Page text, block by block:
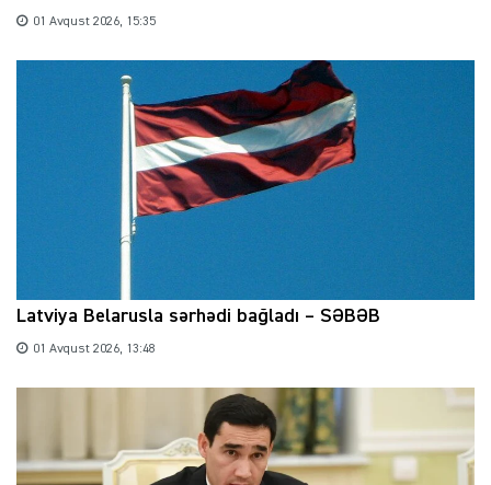
01 Avqust 2026, 15:35
Latviya Belarusla sərhədi bağladı – SƏBƏB
01 Avqust 2026, 13:48